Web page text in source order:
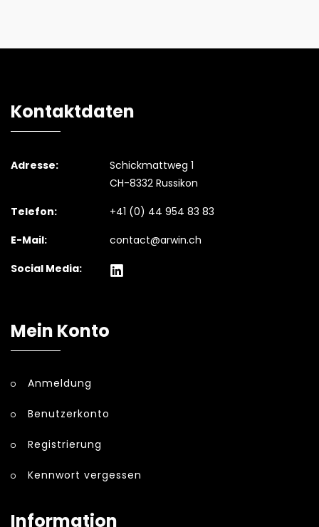
Kontaktdaten
Adresse:
Schickmattweg 1
CH-8332 Russikon
Telefon:
+41 (0) 44 954 83 83
E-Mail:
contact@arwin.ch
Social Media:
Mein Konto
Anmeldung
Benutzerkonto
Registrierung
Kennwort vergessen
Information